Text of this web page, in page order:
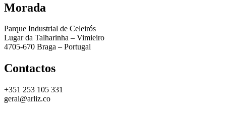
Morada
Parque Industrial de Celeirós
Lugar da Talharinha – Vimieiro
4705-670 Braga – Portugal
Contactos
+351 253 105 331
geral@arliz.co